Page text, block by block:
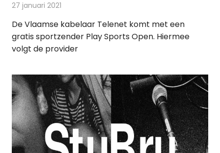
27 januari 2021
De Vlaamse kabelaar Telenet komt met een
gratis sportzender Play Sports Open. Hiermee
volgt de provider